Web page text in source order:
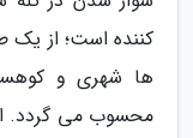
کننده است؛ از یک
ها شهری و
محسوب می گردد.